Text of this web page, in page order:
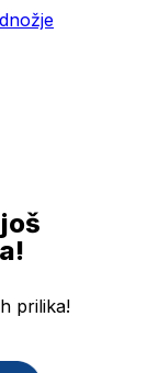
prilika!